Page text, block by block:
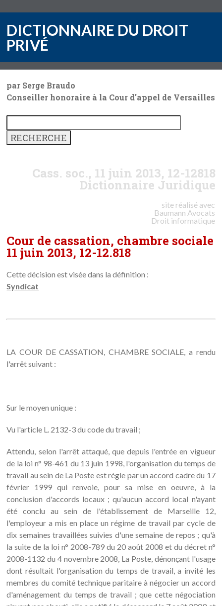
DICTIONNAIRE DU DROIT
PRIVÉ
par Serge Braudo
Conseiller honoraire à la Cour d'appel de Versailles
Cass. soc., 11 juin 2013, 12-12818
Dictionnaire Juridique
site réalisé avec
Baumann Avocats
Droit informatique
Cour de cassation, chambre sociale
11 juin 2013, 12-12.818
Cette décision est visée dans la définition :
Syndicat
LA COUR DE CASSATION, CHAMBRE SOCIALE, a rendu
l'arrêt suivant :
Sur le moyen unique :
Vu l'article L. 2132-3 du code du travail ;
Attendu, selon l'arrêt attaqué, que depuis l'entrée en vigueur
de la loi n° 98-461 du 13 juin 1998, l'organisation du temps de
travail au sein de La Poste est régie par un accord cadre du 17
février 1999 qui renvoie, pour sa mise en oeuvre, à la
conclusion d'accords locaux ; qu'aucun accord local n'ayant
été conclu au sein de l'établissement de Marseille 12,
l'employeur a mis en place un régime de travail par cycle de
dix semaines travaillées suivies d'une semaine de repos ; qu'à
la suite de la loi n° 2008-789 du 20 août 2008 et du décret n°
2008-1132 du 4 novembre 2008, La Poste, dénonçant l'usage
dont résultait l'organisation du temps de travail, a invité les
membres du comité technique paritaire à négocier un accord
d'aménagement du temps de travail ; que cette négociation